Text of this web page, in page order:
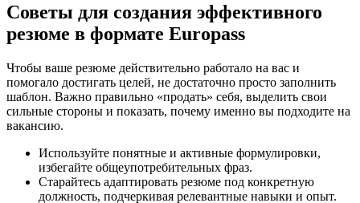
Советы для создания эффективного
резюме в формате Europass
Чтобы ваше резюме действительно работало на вас и
помогало достигать целей, не достаточно просто заполнить
шаблон. Важно правильно «продать» себя, выделить свои
сильные стороны и показать, почему именно вы подходите на
вакансию.
Используйте понятные и активные формулировки,
избегайте общеупотребительных фраз.
Старайтесь адаптировать резюме под конкретную
должность, подчеркивая релевантные навыки и опыт.